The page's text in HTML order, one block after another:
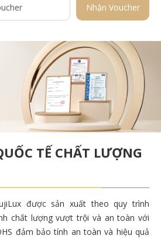
Nhận Voucher
TẾ CHẤT LƯỢNG
được sản xuất theo quy trình
chất lượng vượt trội và an toàn với
đảm bảo tính an toàn và hiệu quả